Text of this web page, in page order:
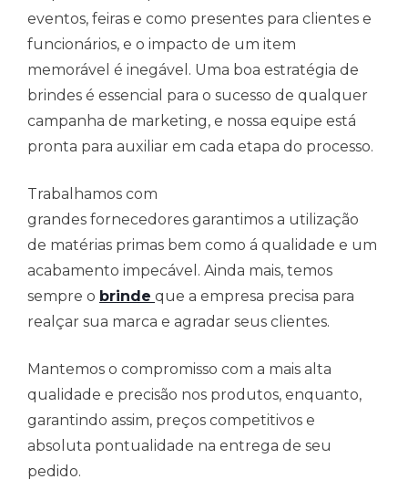
eventos, feiras e como presentes para clientes e
funcionários, e o impacto de um item
memorável é inegável. Uma boa estratégia de
brindes é essencial para o sucesso de qualquer
campanha de marketing, e nossa equipe está
pronta para auxiliar em cada etapa do processo.
Trabalhamos com
grandes fornecedores garantimos a utilização
de matérias primas bem como á qualidade e um
acabamento impecável. Ainda mais, temos
sempre o brinde que a empresa precisa para
realçar sua marca e agradar seus clientes.
Mantemos o compromisso com a mais alta
qualidade e precisão nos produtos, enquanto,
garantindo assim, preços competitivos e
absoluta pontualidade na entrega de seu
pedido.